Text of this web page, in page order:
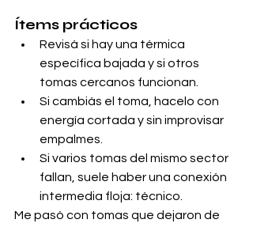
Ítems prácticos
Revisá si hay una térmica
específica bajada y si otros
tomas cercanos funcionan.
Si cambiás el toma, hacelo con
energía cortada y sin improvisar
empalmes.
Si varios tomas del mismo sector
fallan, suele haber una conexión
intermedia floja: técnico.
Me pasó con tomas que dejaron de